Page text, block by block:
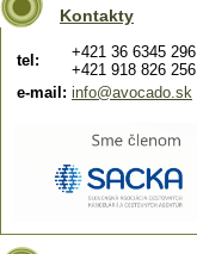
Kontakty
tel:
+421 36 6345 296
+421 918 826 256
e-mail: info@avocado.sk